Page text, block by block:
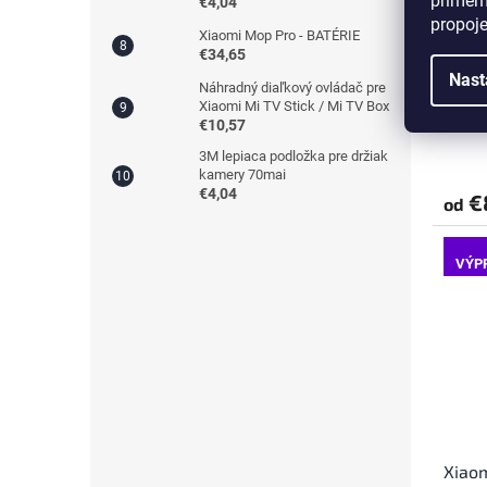
Xiaomi Mop Pro - BATÉRIE
€34,65
Náhradný diaľkový ovládač pre
Xiaomi Mi TV Stick / Mi TV Box
€10,57
3M lepiaca podložka pre držiak
kamery 70mai
€4,04
je
4,3
od